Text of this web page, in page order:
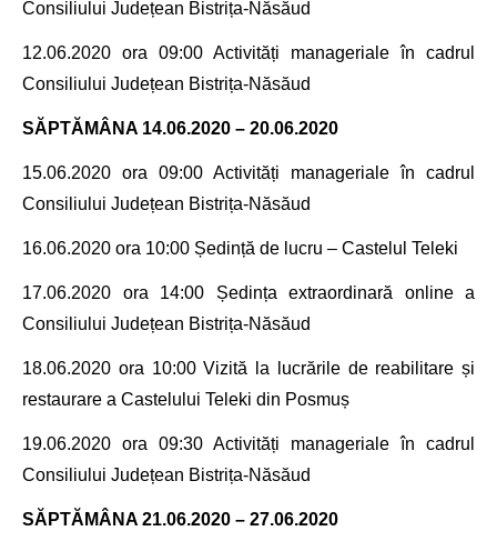
Consiliului Județean Bistrița-Năsăud
12.06.2020 ora 09:00 Activități manageriale în cadrul
Consiliului Județean Bistrița-Năsăud
SĂPTĂMÂNA 14.06.2020 – 20.06.2020
15.06.2020 ora 09:00 Activități manageriale în cadrul
Consiliului Județean Bistrița-Năsăud
16.06.2020 ora 10:00 Ședință de lucru – Castelul Teleki
17.06.2020 ora 14:00 Ședința extraordinară online a
Consiliului Județean Bistrița-Năsăud
18.06.2020 ora 10:00 Vizită la lucrările de reabilitare și
restaurare a Castelului Teleki din Posmuș
19.06.2020 ora 09:30 Activități manageriale în cadrul
Consiliului Județean Bistrița-Năsăud
SĂPTĂMÂNA 21.06.2020 – 27.06.2020